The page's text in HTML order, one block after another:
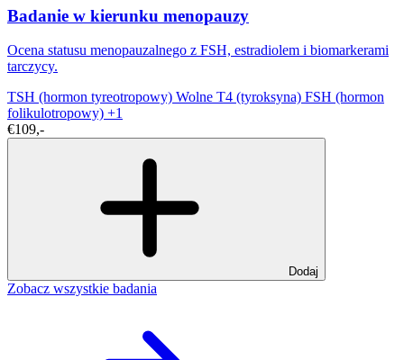
Badanie w kierunku menopauzy
Ocena statusu menopauzalnego z FSH, estradiolem i biomarkerami
tarczycy.
TSH (hormon tyreotropowy) Wolne T4 (tyroksyna) FSH (hormon
folikulotropowy) +1
€109,-
Dodaj
Zobacz wszystkie badania